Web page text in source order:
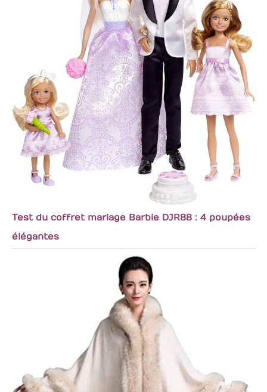
Test du coffret mariage Barbie DJR88 : 4 poupées
élégantes